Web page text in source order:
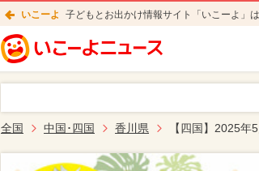
いこーよ 子どもとお出かけ情報サイト「いこーよ」
全国 中国･四国 香川県 【四国】2025